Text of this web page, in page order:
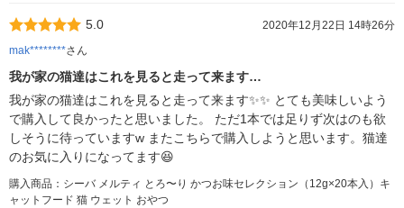
5.0
2020年12月22日 14時26分
mak********さん
我が家の猫達はこれを見ると走って来ます…
我が家の猫達はこれを見ると走って来ます✨✨ とても美味しいよう
で購入して良かったと思いました。 ただ1本では足りず次はのも欲
しそうに待っています‪w またこちらで購入しようと思います。猫達
のお気に入りになってます😆
購入商品：シーバ メルティ とろ〜り かつお味セレクション（12g×20本入）キ
ャットフード 猫 ウェット おやつ